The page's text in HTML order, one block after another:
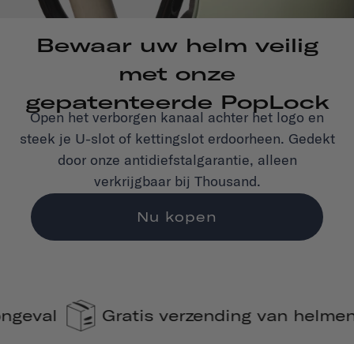
Bewaar uw helm veilig
met onze
gepatenteerde PopLock
Open het verborgen kanaal achter het logo en
steek je U-slot of kettingslot erdoorheen. Gedekt
door onze antidiefstalgarantie, alleen
verkrijgbaar bij Thousand.
Nu kopen
van helmen 110% CO2-